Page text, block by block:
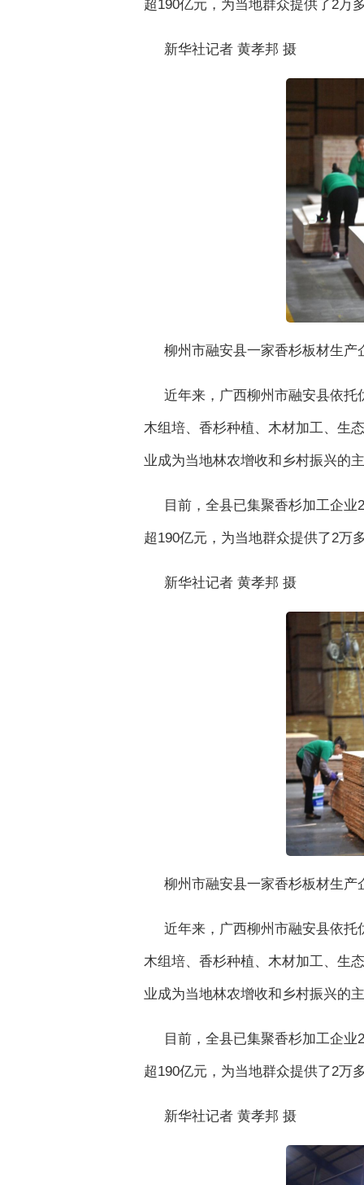
超190亿元，为当地群众提供了2万
新华社记者 黄孝邦 摄
柳州市融安县一家香杉板材生
近年来，广西柳州市融安县依
木组培、香杉种植、木材加工、生
业成为当地林农增收和乡村振兴的
目前，全县已集聚香杉加工企
超190亿元，为当地群众提供了2万
新华社记者 黄孝邦 摄
柳州市融安县一家香杉板材生
近年来，广西柳州市融安县依
木组培、香杉种植、木材加工、生
业成为当地林农增收和乡村振兴的
目前，全县已集聚香杉加工企
超190亿元，为当地群众提供了2万
新华社记者 黄孝邦 摄